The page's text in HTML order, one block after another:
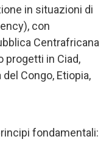
in situazioni di
con
Centrafricana
progetti in Ciad,
Congo, Etiopia,
fondamentali: